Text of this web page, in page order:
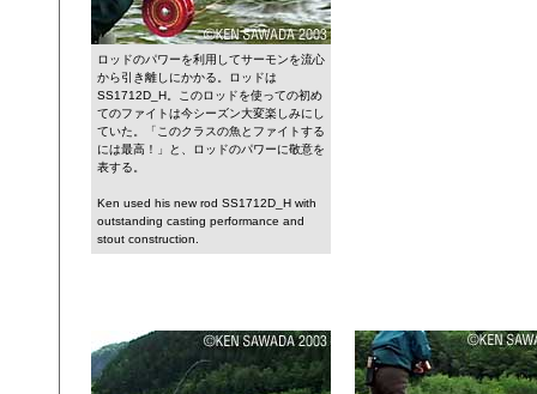
ロッドのパワーを利用してサーモンを流心
から引き離しにかかる。ロッドは
SS1712D_H。このロッドを使っての初め
てのファイトは今シーズン大変楽しみにし
ていた。「このクラスの魚とファイトする
には最高！」と、ロッドのパワーに敬意を
表する。
Ken used his new rod SS1712D_H with
outstanding casting performance and
stout construction.